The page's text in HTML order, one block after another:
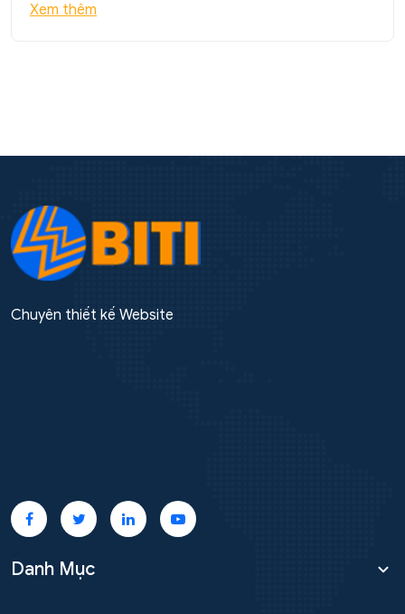
Xem thêm
Chuyên thiết kế Website
Danh Mục